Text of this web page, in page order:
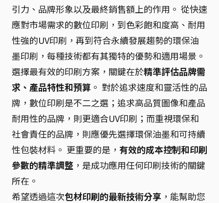
引力、品牌形象以及最終銷售額上的作用。 從快速
應對市場需求的數位印刷，到色彩飽和度高、耐用
性強的UV印刷，再到符合永續發展趨勢的環保油
墨印刷，每種技術都有其獨特的優勢和適用場景。
選擇最有效的印刷方案，關鍵在於精準評估品牌需
求、產品特性和預算 。 對於追求速度和靈活性的品
牌，數位印刷是不二之選；追求高品質圖像和產品
耐用性的品牌，則更適合UV印刷；而重視環保和
社會責任的品牌，則應優先選擇環保油墨和可持續
性包裝材料。 更重要的是， 有效的成本控制和印刷
參數的精準調整 ，是成功應用任何印刷技術的關鍵
所在。
希望透過這次包材印刷的最新技術分享 ，能幫助您